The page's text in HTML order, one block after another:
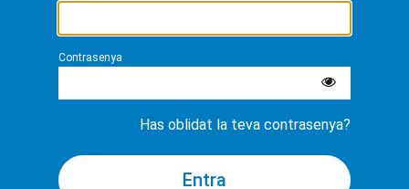
Contrasenya
Has oblidat la teva contrasenya?